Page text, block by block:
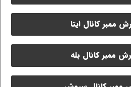
ممبر کانال ایتا
ممبر کانال بله